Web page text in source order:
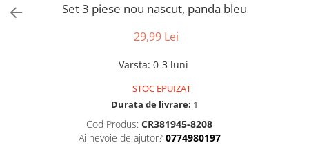
Set 3 piese nou nascut, panda bleu
29,99 Lei
Varsta: 0-3 luni
STOC EPUIZAT
Durata de livrare: 1
Cod Produs: CR381945-8208
Ai nevoie de ajutor? 0774980197